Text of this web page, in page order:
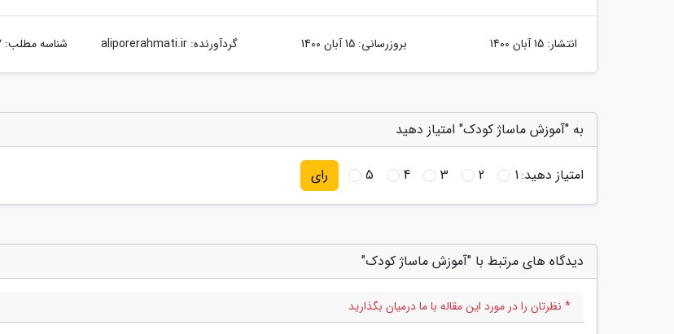
انتشار: 15 آبان 1400 بروزرسانی: 15 آبان 1400 گردآورنده:aliporerahmati.ir شناسه مطلب: 1147
به "آموزش ماساژ کودک" امتیاز دهید
امتیاز دهید:1
2
3
4
5 رای
دیدگاه های مرتبط با "آموزش ماساژ کودک"
* نظرتان را در مورد این مقاله با ما درمیان بگذارید